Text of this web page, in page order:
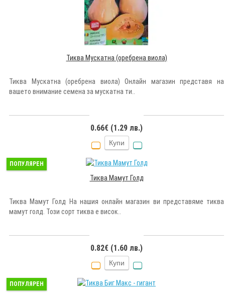
Тиква Mускатна (оребрена виола)
Тиква Mускатна (оребрена виола) Онлайн магазин представя на
вашето внимание семена за мускатна ти..
0.66€ (1.29 лв.)
Купи
ПОПУЛЯРЕН
Тиква Мамут Голд
Тиква Мамут Голд На нашия онлайн магазин ви представяме тиква
мамут голд. Този сорт тиква е висок..
0.82€ (1.60 лв.)
Купи
ПОПУЛЯРЕН